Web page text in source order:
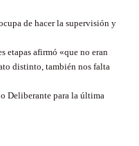
de hacer la supervisión y
etapas afirmó «que no eran
distinto, también nos falta
Deliberante para la última